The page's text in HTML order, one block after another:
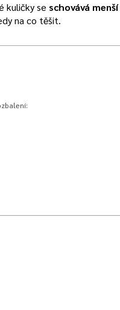
kuličky se schovává
na co těšit.